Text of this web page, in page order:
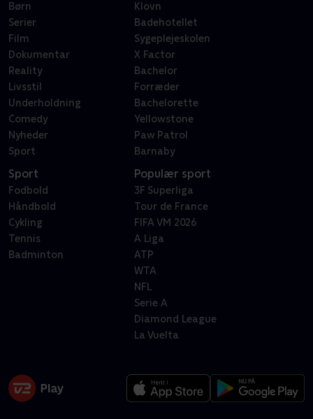
Børn
Serier
Film
Dokumentar
Reality
Livsstil
Underholdning
Comedy
Nyheder
Sport
Klovn
Badehotellet
Sygeplejeskolen
X Factor
Bachelor
Forræder
Bachelorette
Yellowstone
Paw Patrol
Barnaby
Sport
Fodbold
Håndbold
Cykling
Tennis
Badminton
Populær sport
3F Superliga
Tour de France
FIFA VM 2026
A Liga
ATP
WTA
NFL
Serie A
Diamond League
La Vuelta